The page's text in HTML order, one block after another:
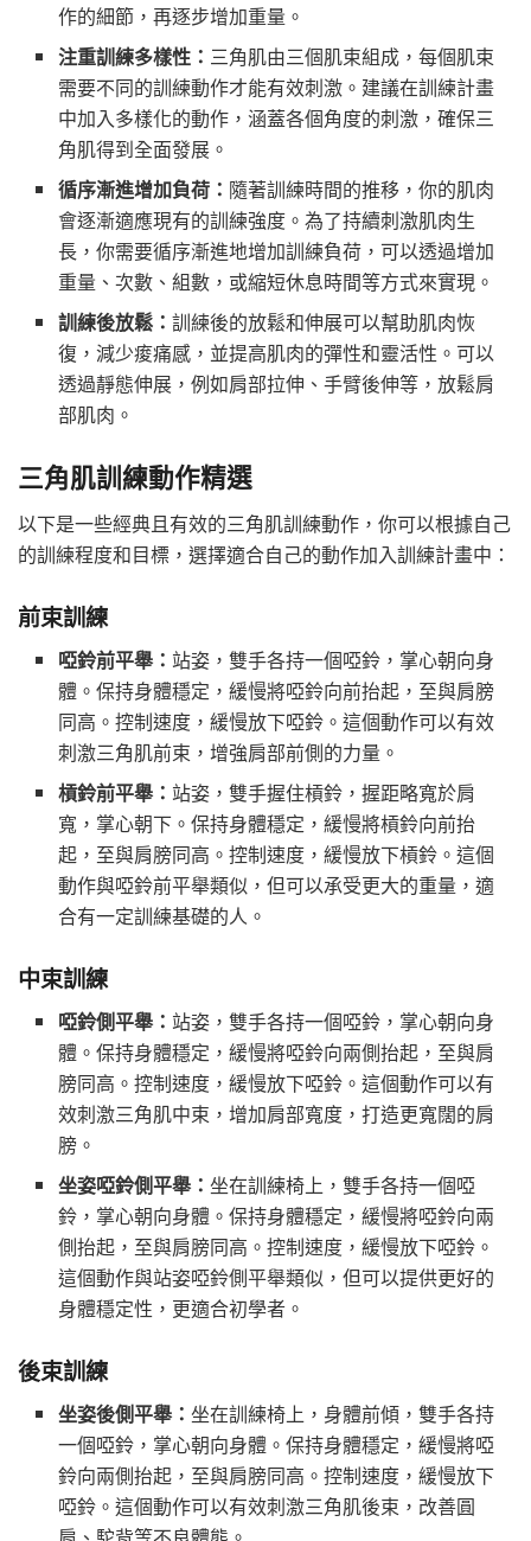
作的細節，再逐步增加重量。
注重訓練多樣性： 三角肌由三個肌束組成，每個肌束
需要不同的訓練動作才能有效刺激。建議在訓練計畫
中加入多樣化的動作，涵蓋各個角度的刺激，確保三
角肌得到全面發展。
循序漸進增加負荷： 隨著訓練時間的推移，你的肌肉
會逐漸適應現有的訓練強度。為了持續刺激肌肉生
長，你需要循序漸進地增加訓練負荷，可以透過增加
重量、次數、組數，或縮短休息時間等方式來實現。
訓練後放鬆：訓練後的放鬆和伸展可以幫助肌肉恢
復，減少痠痛感，並提高肌肉的彈性和靈活性。可以
透過靜態伸展，例如肩部拉伸、手臂後伸等，放鬆肩
部肌肉。
三角肌訓練動作精選
以下是一些經典且有效的三角肌訓練動作，你可以根據自己
的訓練程度和目標，選擇適合自己的動作加入訓練計畫中：
前束訓練
啞鈴前平舉： 站姿，雙手各持一個啞鈴，掌心朝向身
體。保持身體穩定，緩慢將啞鈴向前抬起，至與肩膀
同高。控制速度，緩慢放下啞鈴。這個動作可以有效
刺激三角肌前束，增強肩部前側的力量。
槓鈴前平舉： 站姿，雙手握住槓鈴，握距略寬於肩
寬，掌心朝下。保持身體穩定，緩慢將槓鈴向前抬
起，至與肩膀同高。控制速度，緩慢放下槓鈴。這個
動作與啞鈴前平舉類似，但可以承受更大的重量，適
合有一定訓練基礎的人。
中束訓練
啞鈴側平舉： 站姿，雙手各持一個啞鈴，掌心朝向身
體。保持身體穩定，緩慢將啞鈴向兩側抬起，至與肩
膀同高。控制速度，緩慢放下啞鈴。這個動作可以有
效刺激三角肌中束，增加肩部寬度，打造更寬闊的肩
膀。
坐姿啞鈴側平舉：坐在訓練椅上，雙手各持一個啞
鈴，掌心朝向身體。保持身體穩定，緩慢將啞鈴向兩
側抬起，至與肩膀同高。控制速度，緩慢放下啞鈴。
這個動作與站姿啞鈴側平舉類似，但可以提供更好的
身體穩定性，更適合初學者。
後束訓練
坐姿後側平舉：坐在訓練椅上，身體前傾，雙手各持
一個啞鈴，掌心朝向身體。保持身體穩定，緩慢將啞
鈴向兩側抬起，至與肩膀同高。控制速度，緩慢放下
啞鈴。這個動作可以有效刺激三角肌後束，改善圓